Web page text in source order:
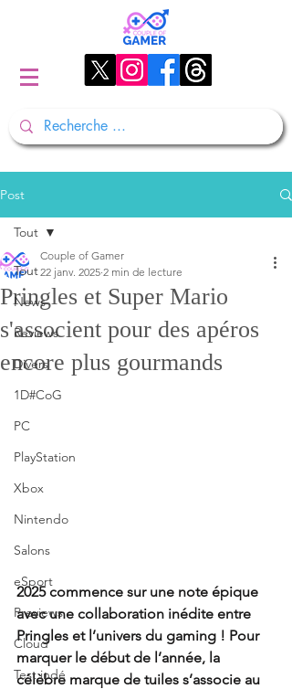
Post
Tout
News
Reviews
Divers
1D#CoG
PC
PlayStation
Xbox
Nintendo
Salons
eSport
Previews
Cloud
Test indé
Tout
Pringles et Super Mario
s'associent pour des apéros
encore plus gourmands
Couple of Gamer
22 janv. 2025 2 min de lecture
2025 commence sur une note épique
avec une collaboration inédite entre
Pringles et l’univers du gaming ! Pour
marquer le début de l’année, la
célèbre marque de tuiles s’associe au